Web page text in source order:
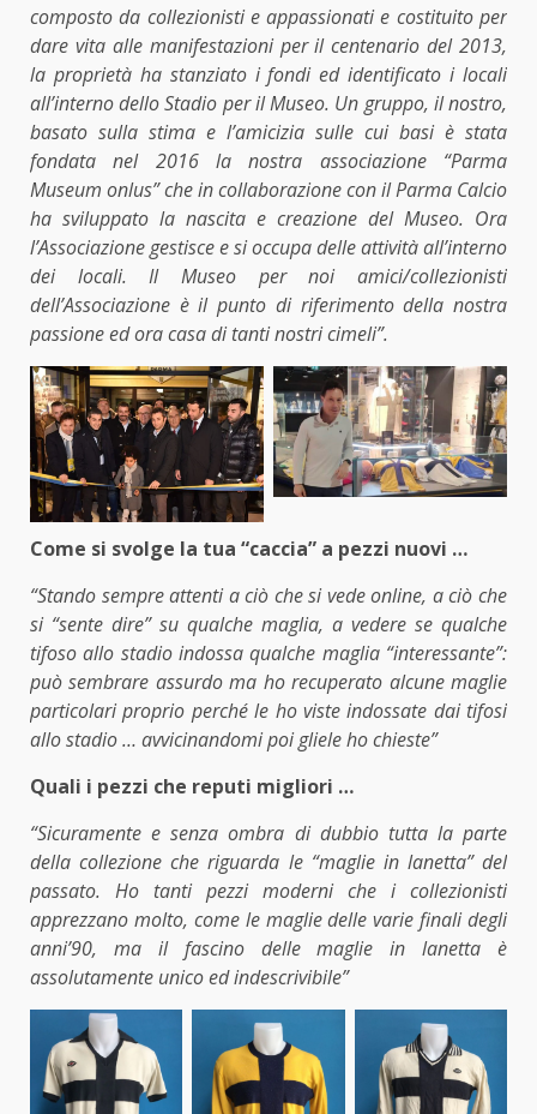
composto da collezionisti e appassionati e costituito per
dare vita alle manifestazioni per il centenario del 2013,
la proprietà ha stanziato i fondi ed identificato i locali
all’interno dello Stadio per il Museo. Un gruppo, il nostro,
basato sulla stima e l’amicizia sulle cui basi è stata
fondata nel 2016 la nostra associazione “Parma
Museum onlus” che in collaborazione con il Parma Calcio
ha sviluppato la nascita e creazione del Museo. Ora
l’Associazione gestisce e si occupa delle attività all’interno
dei locali. Il Museo per noi amici/collezionisti
dell’Associazione è il punto di riferimento della nostra
passione ed ora casa di tanti nostri cimeli”.
Come si svolge la tua “caccia” a pezzi nuovi …
“Stando sempre attenti a ciò che si vede online, a ciò che
si “sente dire” su qualche maglia, a vedere se qualche
tifoso allo stadio indossa qualche maglia “interessante”:
può sembrare assurdo ma ho recuperato alcune maglie
particolari proprio perché le ho viste indossate dai tifosi
allo stadio … avvicinandomi poi gliele ho chieste”
Quali i pezzi che reputi migliori …
“Sicuramente e senza ombra di dubbio tutta la parte
della collezione che riguarda le “maglie in lanetta” del
passato. Ho tanti pezzi moderni che i collezionisti
apprezzano molto, come le maglie delle varie finali degli
anni’90, ma il fascino delle maglie in lanetta è
assolutamente unico ed indescrivibile”